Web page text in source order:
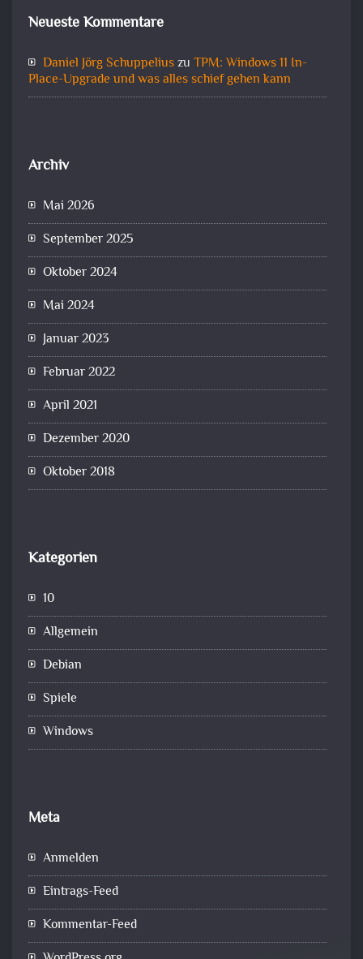
Neueste Kommentare
Daniel Jörg Schuppeliuszu TPM: Windows 11 In-
Place-Upgrade und was alles schief gehen kann
Archiv
Mai 2026
September 2025
Oktober 2024
Mai 2024
Januar 2023
Februar 2022
April 2021
Dezember 2020
Oktober 2018
Kategorien
10
Allgemein
Debian
Spiele
Windows
Meta
Anmelden
Eintrags-Feed
Kommentar-Feed